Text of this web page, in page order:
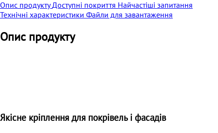
Опис продуктуДоступні покриття Найчастіші запитання
Технічні характеристики Файли для завантаження
Опис продукту
Якісне кріплення для покрівель і фасадів